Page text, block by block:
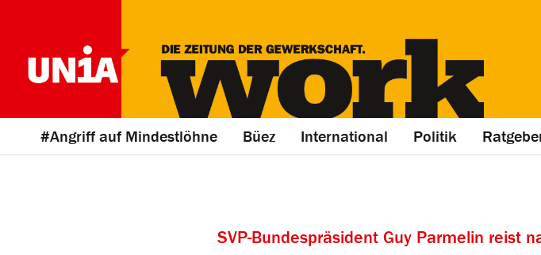
#Angriff auf Mindestlöhne Büez International Politik
SVP-Bundespräsident Guy Parmelin reist